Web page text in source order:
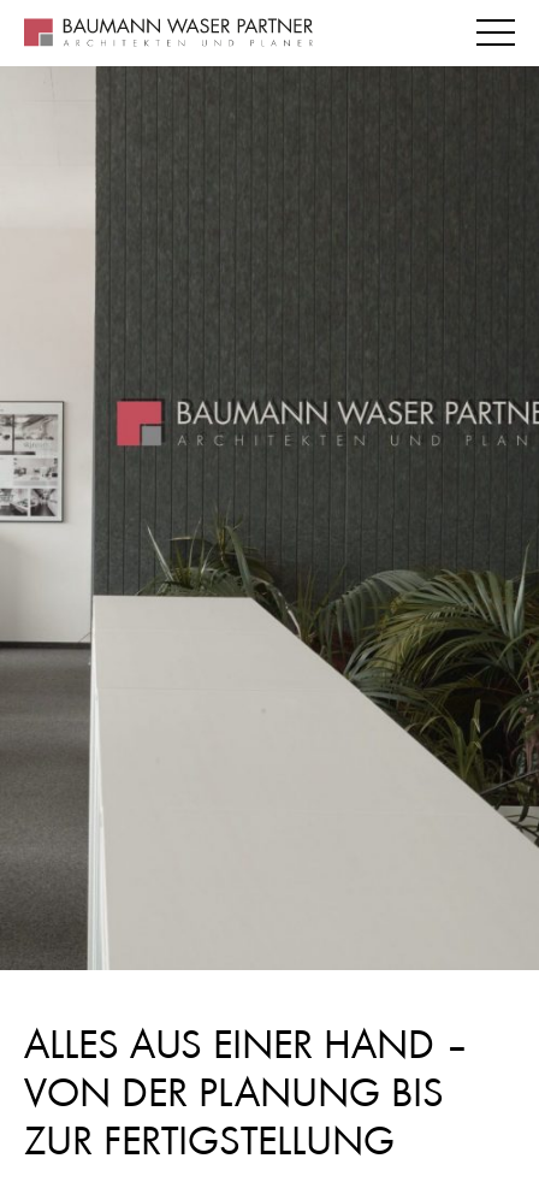
ALLES AUS EINER HAND –
VON DER PLANUNG BIS
ZUR FERTIGSTELLUNG